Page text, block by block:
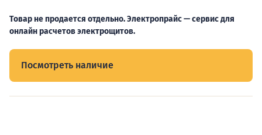
Товар не продается отдельно. Электропрайс — сервис для
онлайн расчетов электрощитов.
Посмотреть наличие